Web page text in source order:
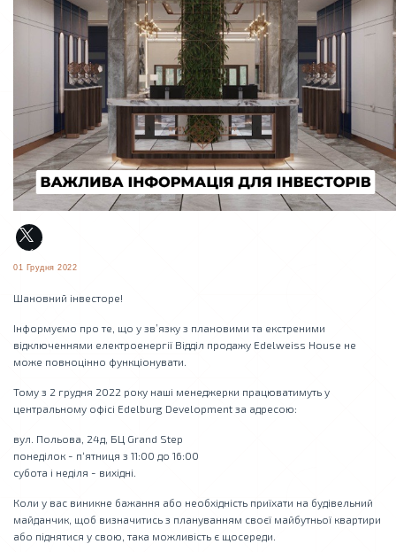
01 Грудня 2022
Шановний інвесторе!
Інформуємо про те, що у зв’язку з плановими та екстреними
відключеннями електроенергії Відділ продажу Edelweiss House не
може повноцінно функціонувати.
Тому з 2 грудня 2022 року наші менеджерки працюватимуть у
центральному офісі Edelburg Development за адресою:
вул. Польова, 24д, БЦ Grand Step
понеділок - п‘ятниця з 11:00 до 16:00
субота і неділя - вихідні.
Коли у вас виникне бажання або необхідність приїхати на будівельний
майданчик, щоб визначитись з плануванням своєї майбутньої квартири
або піднятися у свою, така можливість є щосереди.